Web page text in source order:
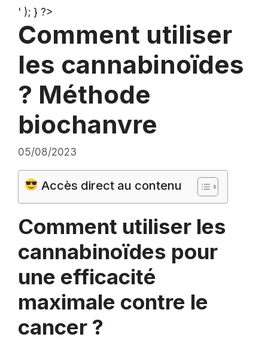
' ); } ?>
Comment utiliser
les cannabinoïdes
? Méthode
biochanvre
05/08/2023
Accès direct au contenu
Comment utiliser les
cannabinoïdes pour
une efficacité
maximale contre le
cancer ?